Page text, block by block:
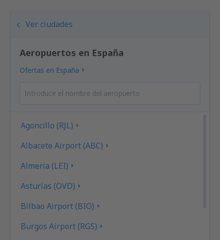
Ver ciudades
Aeropuertos en España
Ofertas en España
Agoncillo (RJL)
Albacete Airport (ABC)
Almeria (LEI)
Asturias (OVD)
Bilbao Airport (BIO)
Burgos Airport (RGS)